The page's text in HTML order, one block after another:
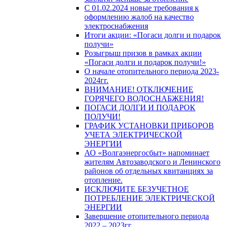
С 01.02.2024 новые требования к
оформлению жалоб на качество
электроснабжения
Итоги акции: «Погаси долги и подарок
получи»
Розыгрыш призов в рамках акции
«Погаси долги и подарок получи!»
О начале отопительного периода 2023-
2024гг.
ВНИМАНИЕ! ОТКЛЮЧЕНИЕ
ГОРЯЧЕГО ВОДОСНАБЖЕНИЯ!
ПОГАСИ ДОЛГИ И ПОДАРОК
ПОЛУЧИ!
ГРАФИК УСТАНОВКИ ПРИБОРОВ
УЧЕТА ЭЛЕКТРИЧЕСКОЙ
ЭНЕРГИИ
АО «Волгаэнергосбыт» напоминает
жителям Автозаводского и Ленинского
районов об отдельных квитанциях за
отопление.
ИСКЛЮЧИТЕ БЕЗУЧЕТНОЕ
ПОТРЕБЛЕНИЕ ЭЛЕКТРИЧЕСКОЙ
ЭНЕРГИИ
Завершение отопительного периода